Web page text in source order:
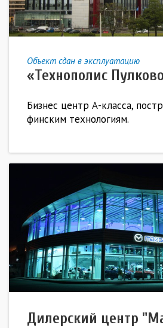
Объект сдан в эксплуатацию
«Технополис
Бизнес центр А-класса,
финским технологиям.
Дилерский центр